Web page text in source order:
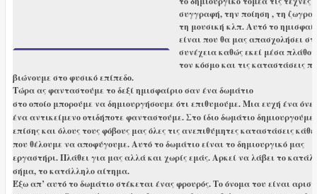
συγγραφή, την ποίηση , τη
τη μουσική κλπ. Αυτό το
είναι που θα μας απασχολήσει
συνέχεια καθώς εκεί μέσα
τον κόσμο και τις καταστάσεις
βιώνουμε στο φυσικό επίπεδο.
Τώρα ας φανταστούμε το δεξί ημισφαίριο σαν ένα δωμάτιο
στο οποίο μπορούμε να δημιουργήσουμε ότι επιθυμούμε. Μια ευχή ένα
ένα αντικείμενο οτιδήποτε φανταστούμε. Στο ίδιο δωμάτιο δημιουργούμε
επίσης και όλους τους φόβους μας όλες τις ανεπιθύμητες καταστάσεις κάθε
που θέλουμε να αποφύγουμε. Αυτό το δωμάτιο είναι το δημιουργικό μας
εργαστήρι. Πλάθει για μας αλλά και χωρίς εμάς. Αρκεί να λάβει το
σήμα, το κατάλληλο αίτημα.
Έξω απ’ αυτό το δωμάτιο στέκεται ένας φρουρός. Το όνομα του είναι